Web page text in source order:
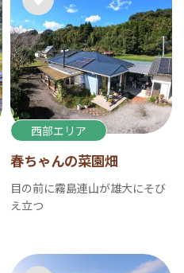
西部エリア
春ちゃんの菜園畑
目の前に霧島連山が雄大にそび
え立つ